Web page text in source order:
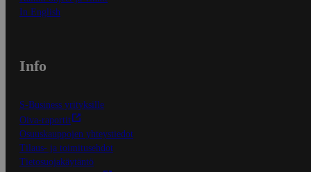
In English
Info
S-Business yrityksille
Oiva-raportit
Osuuskauppojen yhteystiedot
Tilaus- ja toimitusehdot
Tietosuojakäytäntö